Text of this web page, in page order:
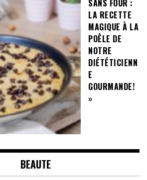
SANS FOUR :
LA RECETTE
MAGIQUE À LA
POÊLE DE
NOTRE
DIÉTÉTICIENN
E
GOURMANDE!
»
BEAUTE